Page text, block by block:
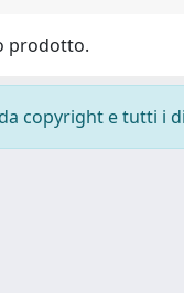
prodotto.
copyright e tutti i